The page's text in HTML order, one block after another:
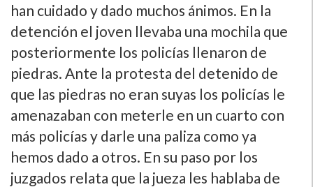
han cuidado y dado muchos ánimos. En la
detención el joven llevaba una mochila que
posteriormente los policí­as llenaron de
piedras. Ante la protesta del detenido de
que las piedras no eran suyas los policí­as le
amenazaban con meterle en un cuarto con
más policí­as y darle una paliza como ya
hemos dado a otros. En su paso por los
juzgados relata que la jueza les hablaba de